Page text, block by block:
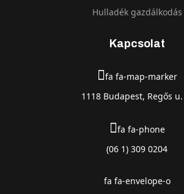
Hulladék gazdálkodás
Kapcsolat
fa fa-map-marker
1118 Budapest, Regős
fa fa-phone
(06 1) 309 0204
fa fa-envelope-o